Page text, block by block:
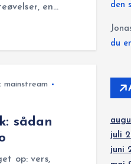
en…
mainstream
sådan
op: vers,
den
du
juli
juni